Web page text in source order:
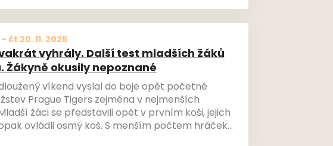
- čt 20. 11. 2025
vyhrály. Další test mladších žáků
Žákyně okusily nepoznané
víkend vyslal do boje opět početné
Prague Tigers zejména v nejmenších
žáci se představili opět v prvním koši, jejich
ovládli osmý koš. S menším počtem hráček